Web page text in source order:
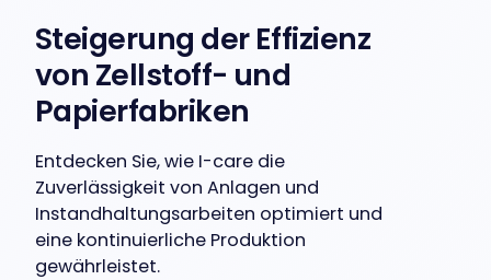
Steigerung der Effizienz
von Zellstoff- und
Papierfabriken
Entdecken Sie, wie I-care die
Zuverlässigkeit von Anlagen und
Instandhaltungsarbeiten optimiert und
eine kontinuierliche Produktion
gewährleistet.